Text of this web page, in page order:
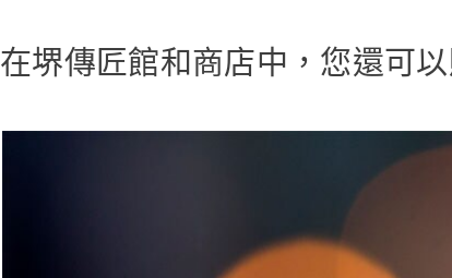
在堺傳匠館和商店中，您還可